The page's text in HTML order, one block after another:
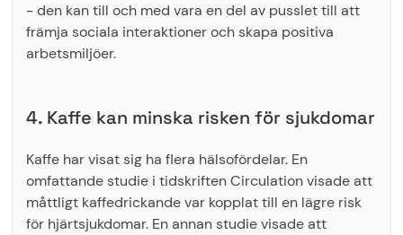
- den kan till och med vara en del av pusslet till att
främja sociala interaktioner och skapa positiva
arbetsmiljöer.
4. Kaffe kan minska risken för sjukdomar
Kaffe har visat sig ha flera hälsofördelar. En
omfattande studie i tidskriften Circulation visade att
måttligt kaffedrickande var kopplat till en lägre risk
för hjärtsjukdomar. En annan studie visade att